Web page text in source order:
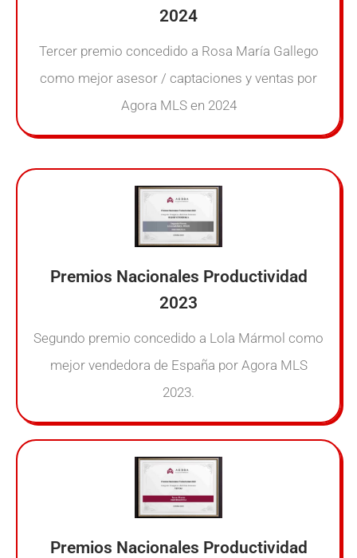
2024
Tercer premio concedido a Rosa María Gallego
como mejor asesor / captaciones y ventas por
Agora MLS en 2024
Premios Nacionales Productividad
2023
Segundo premio concedido a Lola Mármol como
mejor vendedora de España por Agora MLS
2023.
Premios Nacionales Productividad